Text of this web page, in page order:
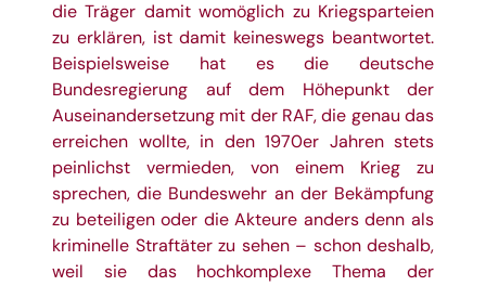
die Träger damit womöglich zu Kriegsparteien
zu erklären, ist damit keineswegs beantwortet.
Beispielsweise hat es die deutsche
Bundesregierung auf dem Höhepunkt der
Auseinandersetzung mit der RAF, die genau das
erreichen wollte, in den 1970er Jahren stets
peinlichst vermieden, von einem Krieg zu
sprechen, die Bundeswehr an der Bekämpfung
zu beteiligen oder die Akteure anders denn als
kriminelle Straftäter zu sehen – schon deshalb,
weil sie das hochkomplexe Thema der